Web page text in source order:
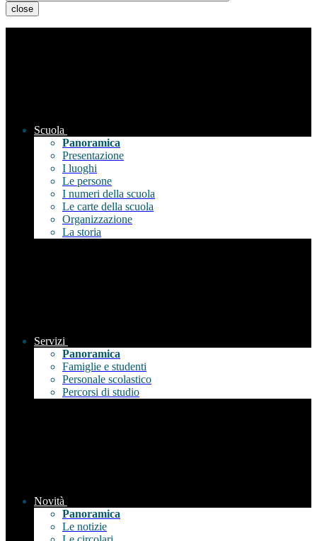
close
Scuola
Panoramica
Presentazione
I luoghi
Le persone
I numeri della scuola
Le carte della scuola
Organizzazione
La storia
Servizi
Panoramica
Famiglie e studenti
Personale scolastico
Percorsi di studio
Novità
Panoramica
Le notizie